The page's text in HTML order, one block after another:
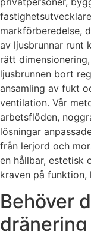
markförberedelse,
av ljusbrunnar runt
rätt
ljusbrunnen bort
ansamling av fukt
ventilation. Vår
arbetsflöden,
lösningar
från lerjord och
en hållbar, estetisk
kraven på
Behöver